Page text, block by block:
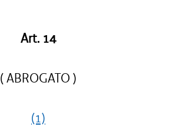
Art. 14
( ABROGATO )
(1)